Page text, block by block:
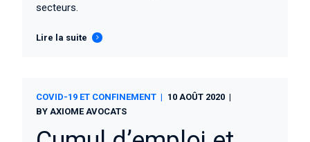
secteurs.
Lire la suite
COVID-19 ET CONFINEMENT
10 AOÛT 2020
BYAXIOME AVOCATS